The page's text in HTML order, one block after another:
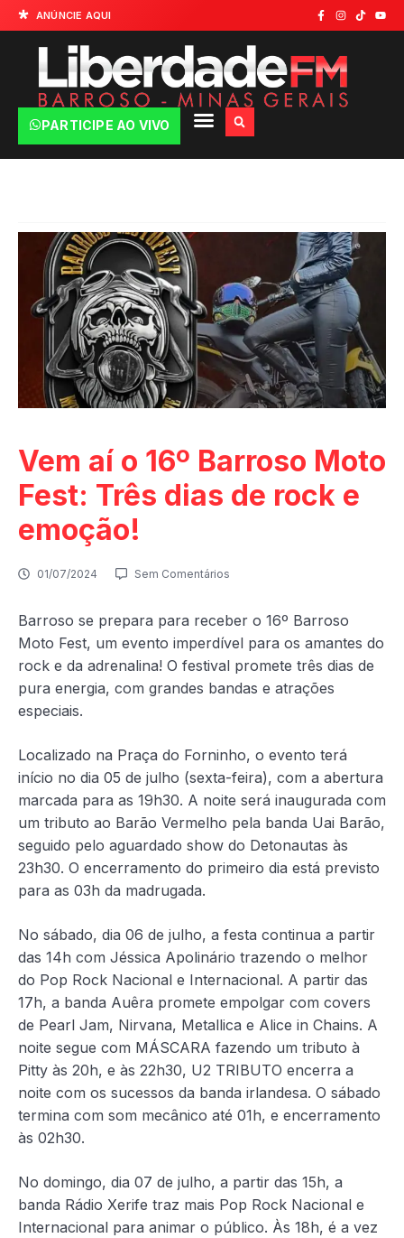
ANÚNCIE AQUI
PARTICIPE AO VIVO
Vem aí o 16º Barroso Moto
Fest: Três dias de rock e
emoção!
01/07/2024 Sem Comentários
Barroso se prepara para receber o 16º Barroso
Moto Fest, um evento imperdível para os amantes do
rock e da adrenalina! O festival promete três dias de
pura energia, com grandes bandas e atrações
especiais.
Localizado na Praça do Forninho, o evento terá
início no dia 05 de julho (sexta-feira), com a abertura
marcada para as 19h30. A noite será inaugurada com
um tributo ao Barão Vermelho pela banda Uai Barão,
seguido pelo aguardado show do Detonautas às
23h30. O encerramento do primeiro dia está previsto
para as 03h da madrugada.
No sábado, dia 06 de julho, a festa continua a partir
das 14h com Jéssica Apolinário trazendo o melhor
do Pop Rock Nacional e Internacional. A partir das
17h, a banda Auêra promete empolgar com covers
de Pearl Jam, Nirvana, Metallica e Alice in Chains. A
noite segue com MÁSCARA fazendo um tributo à
Pitty às 20h, e às 22h30, U2 TRIBUTO encerra a
noite com os sucessos da banda irlandesa. O sábado
termina com som mecânico até 01h, e encerramento
às 02h30.
No domingo, dia 07 de julho, a partir das 15h, a
banda Rádio Xerife traz mais Pop Rock Nacional e
Internacional para animar o público. Às 18h, é a vez